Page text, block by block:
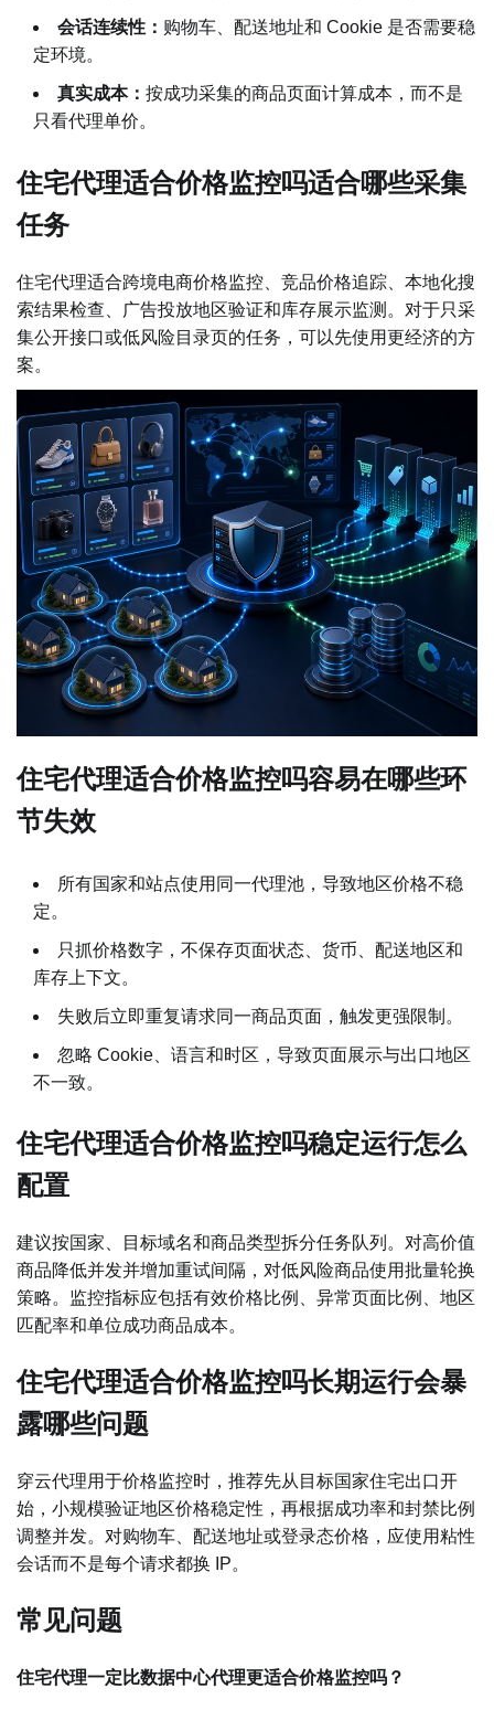
会话连续性： 购物车、配送地址和 Cookie 是否需要稳
定环境。
真实成本： 按成功采集的商品页面计算成本，而不是
只看代理单价。
住宅代理适合价格监控吗适合哪些采集
任务
住宅代理适合跨境电商价格监控、竞品价格追踪、本地化搜
索结果检查、广告投放地区验证和库存展示监测。对于只采
集公开接口或低风险目录页的任务，可以先使用更经济的方
案。
住宅代理适合价格监控吗容易在哪些环
节失效
所有国家和站点使用同一代理池，导致地区价格不稳
定。
只抓价格数字，不保存页面状态、货币、配送地区和
库存上下文。
失败后立即重复请求同一商品页面，触发更强限制。
忽略 Cookie、语言和时区，导致页面展示与出口地区
不一致。
住宅代理适合价格监控吗稳定运行怎么
配置
建议按国家、目标域名和商品类型拆分任务队列。对高价值
商品降低并发并增加重试间隔，对低风险商品使用批量轮换
策略。监控指标应包括有效价格比例、异常页面比例、地区
匹配率和单位成功商品成本。
住宅代理适合价格监控吗长期运行会暴
露哪些问题
穿云代理用于价格监控时，推荐先从目标国家住宅出口开
始，小规模验证地区价格稳定性，再根据成功率和封禁比例
调整并发。对购物车、配送地址或登录态价格，应使用粘性
会话而不是每个请求都换 IP。
常见问题
住宅代理一定比数据中心代理更适合价格监控吗？